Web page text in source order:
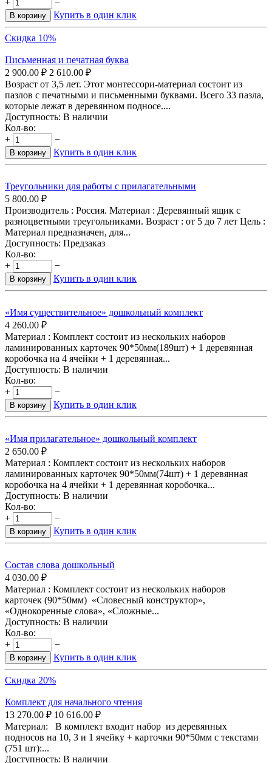
+
−
В корзину Купить в один клик
Скидка 10%
Письменная и печатная буква
2 900.00 ₽ 2 610.00 ₽
Возраст от 3,5 лет. Этот монтессори-материал состоит из
пазлов с печатными и письменными буквами. Всего 33 пазла,
которые лежат в деревянном подносе....
Доступность: В наличии
Кол-во:
+
−
В корзину Купить в один клик
Треугольники для работы с прилагательными
5 800.00 ₽
Производитель : Россия. Материал : Деревянный ящик с
разноцветными треугольниками. Возраст : от 5 до 7 лет Цель :
Материал предназначен, для...
Доступность: Предзаказ
Кол-во:
+
−
В корзину Купить в один клик
«Имя существительное» дошкольный комплект
4 260.00 ₽
Материал : Комплект состоит из нескольких наборов
ламинированных карточек 90*50мм(189шт) + 1 деревянная
коробочка на 4 ячейки + 1 деревянная...
Доступность: В наличии
Кол-во:
+
−
В корзину Купить в один клик
«Имя прилагательное» дошкольный комплект
2 650.00 ₽
Материал : Комплект состоит из нескольких наборов
ламинированных карточек 90*50мм(74шт) + 1 деревянная
коробочка на 4 ячейки + 1 деревянная коробочка...
Доступность: В наличии
Кол-во:
+
−
В корзину Купить в один клик
Состав слова дошкольный
4 030.00 ₽
Материал : Комплект состоит из нескольких наборов
карточек (90*50мм) «Словесный конструктор»,
«Однокоренные слова», «Сложные...
Доступность: В наличии
Кол-во:
+
−
В корзину Купить в один клик
Скидка 20%
Комплект для начального чтения
13 270.00 ₽ 10 616.00 ₽
Материал: В комплект входит набор из деревянных
подносов на 10, 3 и 1 ячейку + карточки 90*50мм с текстами
(751 шт):...
Доступность: В наличии